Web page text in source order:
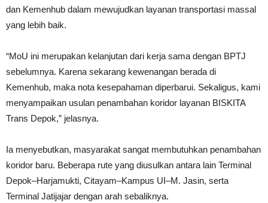
dan Kemenhub dalam mewujudkan layanan transportasi massal
yang lebih baik.
“MoU ini merupakan kelanjutan dari kerja sama dengan BPTJ
sebelumnya. Karena sekarang kewenangan berada di
Kemenhub, maka nota kesepahaman diperbarui. Sekaligus, kami
menyampaikan usulan penambahan koridor layanan BISKITA
Trans Depok,” jelasnya.
Ia menyebutkan, masyarakat sangat membutuhkan penambahan
koridor baru. Beberapa rute yang diusulkan antara lain Terminal
Depok–Harjamukti, Citayam–Kampus UI–M. Jasin, serta
Terminal Jatijajar dengan arah sebaliknya.